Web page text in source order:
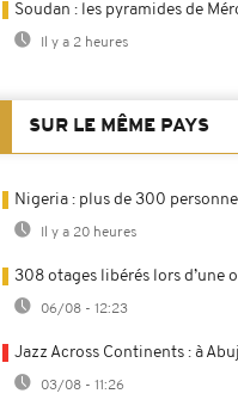
Soudan : les pyramides de
Il y a 2 heures
SUR LE MÊME PAYS
Nigeria : plus de 300
Il y a 20 heures
308 otages libérés lors d’une
06/08 - 12:23
Jazz Across Continents : à
03/08 - 11:26